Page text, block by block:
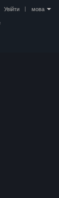
Увійти мова